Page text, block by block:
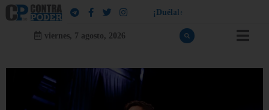
¡ Dué a e
viernes, 7 agosto, 2026